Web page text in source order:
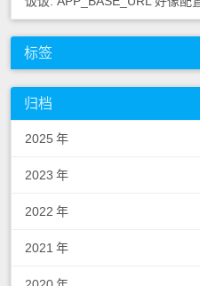
标签
归档
2025 年
2023 年
2022 年
2021 年